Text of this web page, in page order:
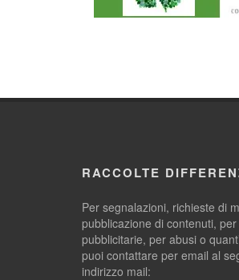
RACCOLTE
Per segnalazioni, richieste di
pubblicazione di contenuti,
pubblicitarie, per abusi o
puoi contattare per email al
indirizzo mail: